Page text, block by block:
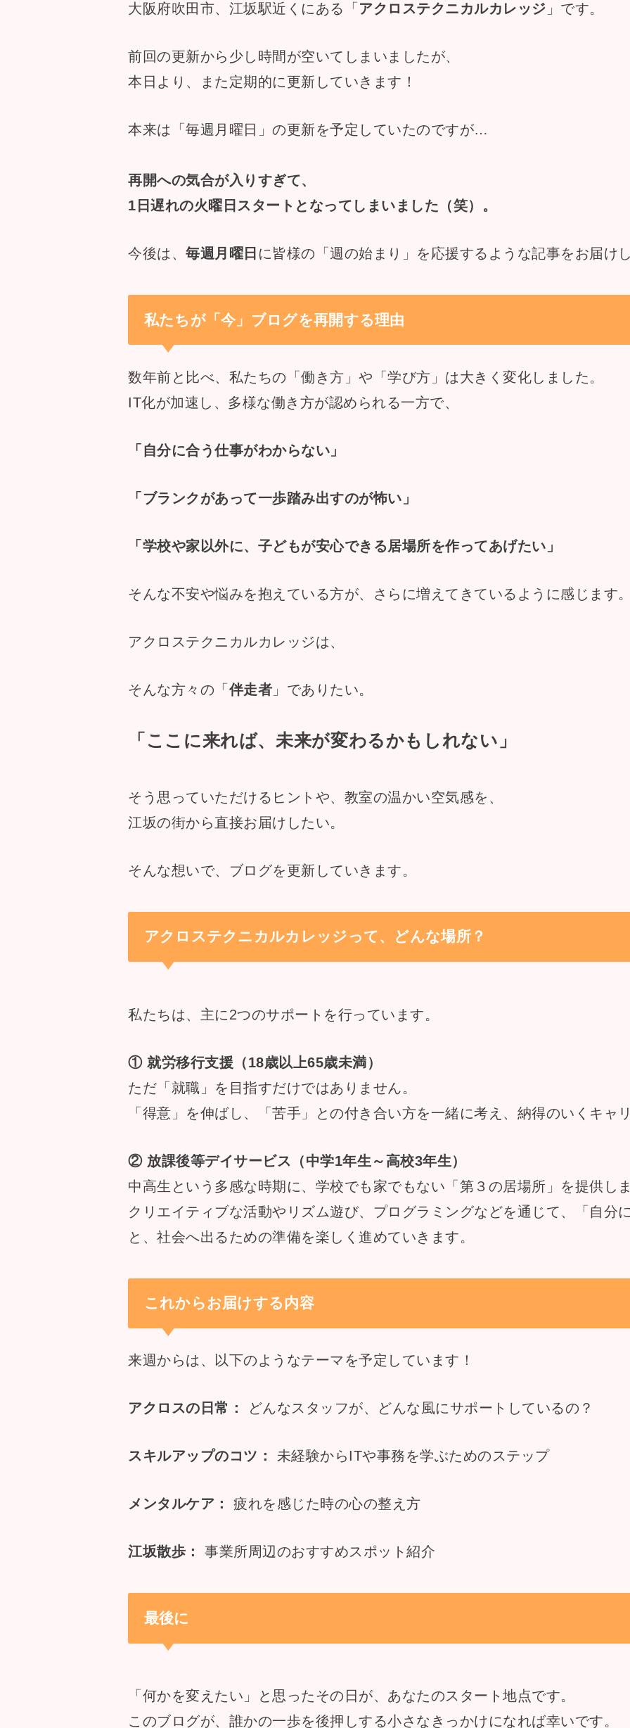
大阪府吹田市、江坂駅近くにある「 アクロステクニカルカレッジ 」です。
前回の更新から少し時間が空いてしまいましたが、
本日より、また定期的に更新していきます！
本来は「毎週月曜日」の更新を予定していたのですが…
再開への気合が入りすぎて、
1日遅れの火曜日スタートとなってしまいました（笑）。
今後は、 毎週月曜日 に皆様の「週の始まり」を応援するような記事をお届け
私たちが「今」ブログを再開する理由
数年前と比べ、私たちの「働き方」や「学び方」は大きく変化しました。
IT化が加速し、多様な働き方が認められる一方で、
「自分に合う仕事がわからない」
「ブランクがあって一歩踏み出すのが怖い」
「学校や家以外に、子どもが安心できる居場所を作ってあげたい」
そんな不安や悩みを抱えている方が、さらに増えてきているように感じます。
アクロステクニカルカレッジは、
そんな方々の「伴走者 」でありたい。
「ここに来れば、未来が変わるかもしれない」
そう思っていただけるヒントや、教室の温かい空気感を、
江坂の街から直接お届けしたい。
そんな想いで、ブログを更新していきます。
アクロステクニカルカレッジって、どんな場所？
私たちは、主に2つのサポートを行っています。
① 就労移行支援（18歳以上65歳未満）
ただ「就職」を目指すだけではありません。
「得意」を伸ばし、「苦手」との付き合い方を一緒に考え、納得のいくキャ
② 放課後等デイサービス（中学1年生～高校3年生）
中高生という多感な時期に、学校でも家でもない「第３の居場所」を提供しま
クリエイティブな活動やリズム遊び、プログラミングなどを通じて、「自分
と、社会へ出るための準備を楽しく進めていきます。
これからお届けする内容
来週からは、以下のようなテーマを予定しています！
アクロスの日常： どんなスタッフが、どんな風にサポートしているの？
スキルアップのコツ： 未経験からITや事務を学ぶためのステップ
メンタルケア： 疲れを感じた時の心の整え方
江坂散歩： 事業所周辺のおすすめスポット紹介
最後に
「何かを変えたい」と思ったその日が、あなたのスタート地点です。
このブログが、誰かの一歩を後押しする小さなきっかけになれば幸いです。